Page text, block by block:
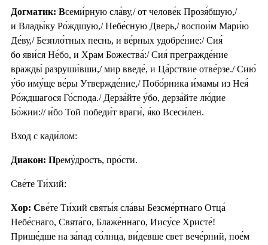
Догматик: Всеми́рную сла́ву,/ от челове́к Прозя́бшую,/
и Влады́ку Ро́ждшую,/ Небе́сную Дверь,/ воспои́м Мари́ю
Де́ву,/ Безпло́тных песнь, и ве́рных удобре́ние:/ Сия́
бо яви́ся Не́бо, и Храм Божества́:/ Сия́ прегражде́ние
вражды́ разруши́вши,/ мир введе́, и Ца́рствие отве́рзе./ Сию́
у́бо иму́ще ве́ры Утвержде́ние,/ Побо́рника и́мамы из Нея́
Ро́ждшагося Го́спода./ Дерза́йте у́бо, дерза́йте лю́дие
Бо́жии:// и́бо Той победи́т враги́, я́ко Всеси́лен.
Вход с кади́лом:
Диакон: Прему́дрость, про́сти.
Све́те Ти́хий:
Хор: Све́те Ти́хий святы́я сла́вы Безсме́ртнаго Отца́
Небе́снаго, Свята́го, Блаже́ннаго, Иису́се Христе́!
Прише́дше на за́пад со́лнца, ви́девше свет вече́рний, пое́м